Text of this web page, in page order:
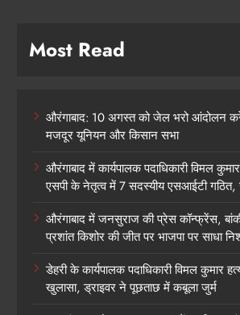
Most Read
औरंगाबाद: 10 अगस्त को जेल भरो आंदोलन
मजदूर यूनियन और किसान सभा
औरंगाबाद में कार्यपालक पदाधिकारी विमल
एसपी के नेतृत्व में 7 सदस्यीय एसआईटी
औरंगाबाद में जनसुराज की प्रेस कॉन्फ्रेंस,
प्रशांत किशोर की जीत पर भाजपा पर साधा
डेहरी के कार्यपालक पदाधिकारी विमल कुमार
खुलासा, ड्राइवर ने पूछताछ में कबूला जुर्म